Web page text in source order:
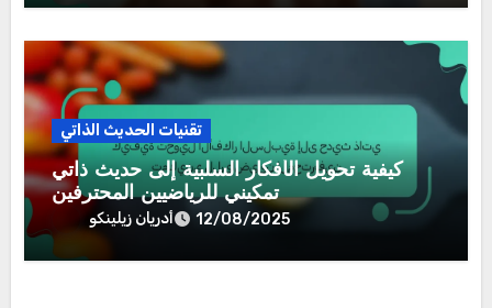
تقنيات الحديث الذاتي
كيفية تحويل الأفكار السلبية إلى حديث ذاتي
تمكيني للرياضيين المحترفين
أدريان زيلينكو 12/08/2025